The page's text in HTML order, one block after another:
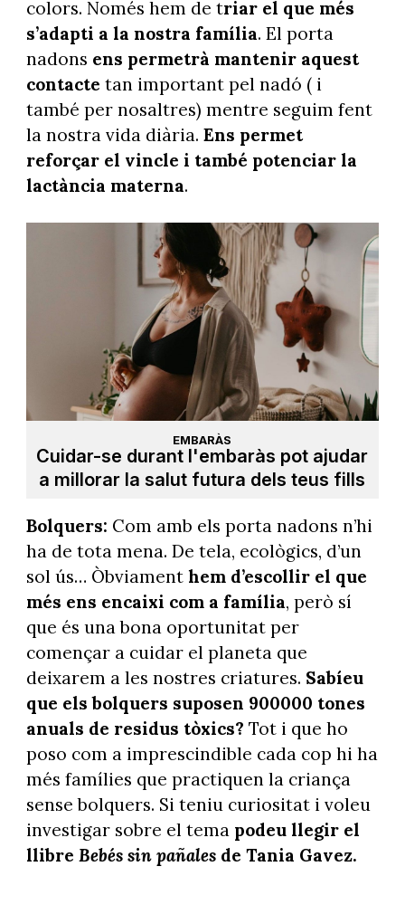
colors. Només hem de triar el que més
s’adapti a la nostra família. El porta
nadons ens permetrà mantenir aquest
contacte tan important pel nadó ( i
també per nosaltres) mentre seguim fent
la nostra vida diària. Ens permet
reforçar el vincle i també potenciar la
lactància materna.
EMBARÀS
Cuidar-se durant l'embaràs pot ajudar
a millorar la salut futura dels teus fills
Bolquers: Com amb els porta nadons n’hi
ha de tota mena. De tela, ecològics, d’un
sol ús… Òbviament hem d’escollir el que
més ens encaixi com a família, però sí
que és una bona oportunitat per
començar a cuidar el planeta que
deixarem a les nostres criatures. Sabíeu
que els bolquers suposen 900000 tones
anuals de residus tòxics? Tot i que ho
poso com a imprescindible cada cop hi ha
més famílies que practiquen la criança
sense bolquers. Si teniu curiositat i voleu
investigar sobre el tema podeu llegir el
llibre Bebés sin pañalesde Tania Gavez.